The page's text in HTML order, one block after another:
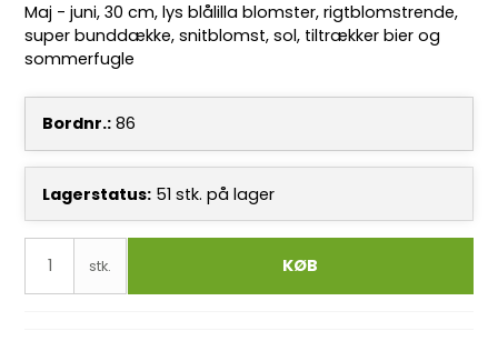
Maj - juni, 30 cm, lys blålilla blomster, rigtblomstrende,
super bunddække, snitblomst, sol, tiltrækker bier og
sommerfugle
Bordnr.: 86
Lagerstatus: 51 stk. på lager
stk. KØB